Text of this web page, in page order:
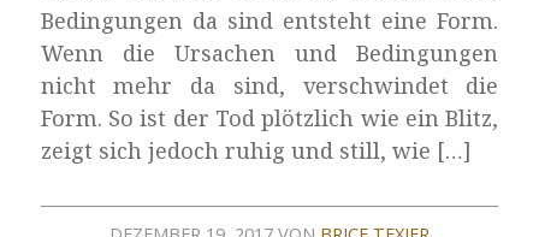
Bedingungen da sind entsteht eine Form.
Wenn die Ursachen und Bedingungen
nicht mehr da sind, verschwindet die
Form. So ist der Tod plötzlich wie ein Blitz,
zeigt sich jedoch ruhig und still, wie […]